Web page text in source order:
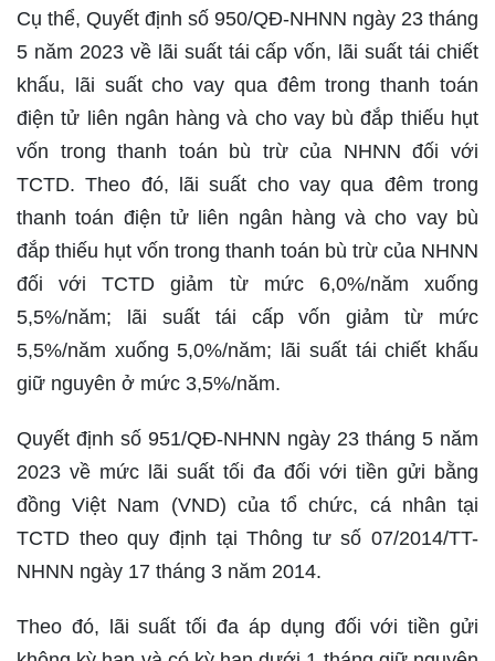
Cụ thể, Quyết định số 950/QĐ-NHNN ngày 23 tháng
5 năm 2023 về lãi suất tái cấp vốn, lãi suất tái chiết
khấu, lãi suất cho vay qua đêm trong thanh toán
điện tử liên ngân hàng và cho vay bù đắp thiếu hụt
vốn trong thanh toán bù trừ của NHNN đối với
TCTD. Theo đó, lãi suất cho vay qua đêm trong
thanh toán điện tử liên ngân hàng và cho vay bù
đắp thiếu hụt vốn trong thanh toán bù trừ của NHNN
đối với TCTD giảm từ mức 6,0%/năm xuống
5,5%/năm; lãi suất tái cấp vốn giảm từ mức
5,5%/năm xuống 5,0%/năm; lãi suất tái chiết khấu
giữ nguyên ở mức 3,5%/năm.
Quyết định số 951/QĐ-NHNN ngày 23 tháng 5 năm
2023 về mức lãi suất tối đa đối với tiền gửi bằng
đồng Việt Nam (VND) của tổ chức, cá nhân tại
TCTD theo quy định tại Thông tư số 07/2014/TT-
NHNN ngày 17 tháng 3 năm 2014.
Theo đó, lãi suất tối đa áp dụng đối với tiền gửi